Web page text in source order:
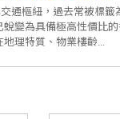
通樞紐，過去常被標
變為具備極高性價比
理特質、物業樓齡...